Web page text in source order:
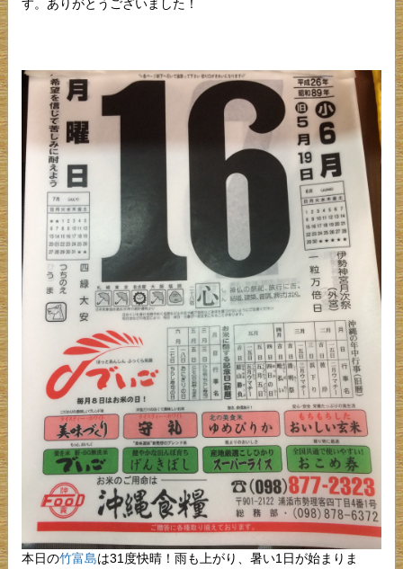
す。ありがとうございました！
本日の竹富島は31度快晴！雨も上がり、暑い1日が始まりま